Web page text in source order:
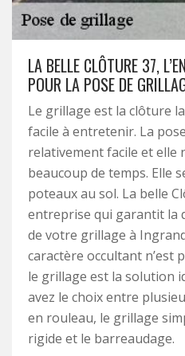
LA BELLE CLÔTURE 37,
POUR LA POSE DE
Le grillage est la clôture
facile à entretenir. La
relativement facile et elle
beaucoup de temps. Elle
poteaux au sol. La belle
entreprise qui garantit la
de votre grillage à
caractère occultant n’est
le grillage est la solution
avez le choix entre
en rouleau, le grillage
rigide et le barreaudage.